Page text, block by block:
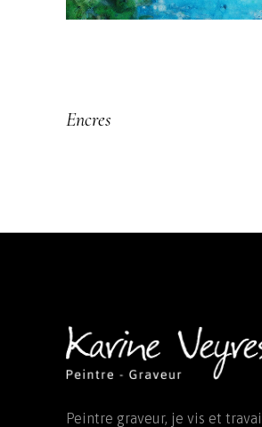
Encres
Peintre graveur, je vis et